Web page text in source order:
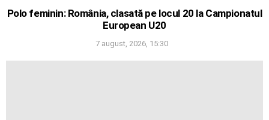
Polo feminin: România, clasată pe locul 20 la Campionatul
European U20
7 august, 2026, 15:30